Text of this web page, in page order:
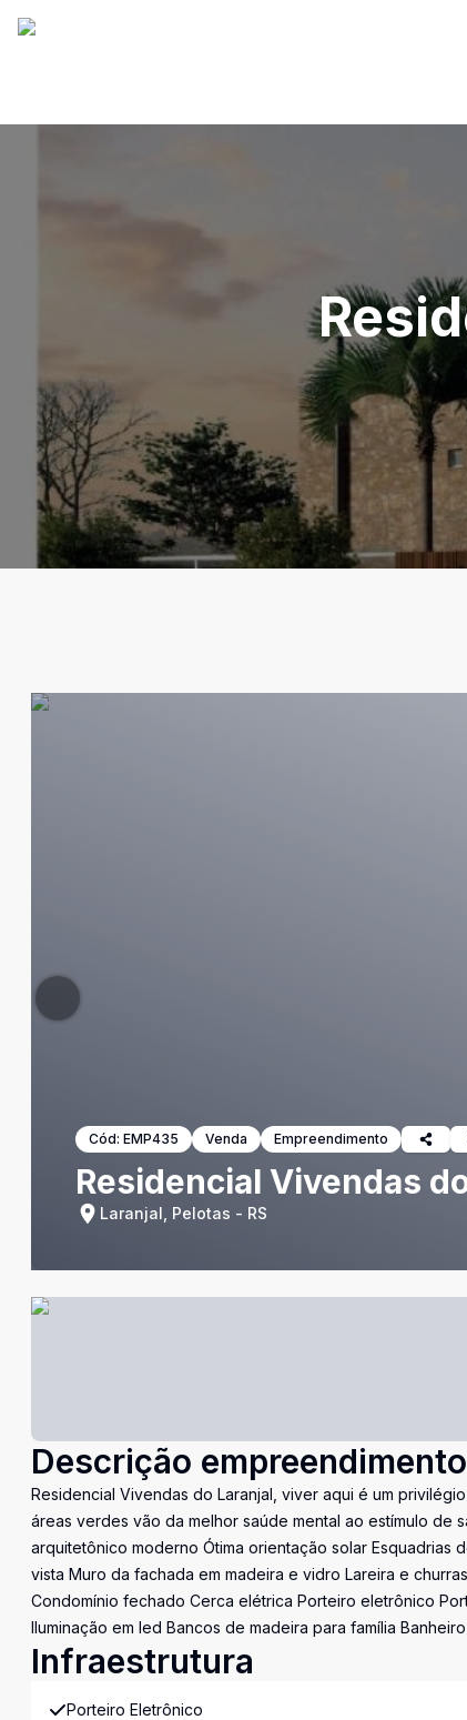
Cód: EMP435 Venda Empreendimento
Residencial Vivendas
Laranjal, Pelotas - RS
Descrição empreendimento
Residencial Vivendas do Laranjal, viver aqui é um
áreas verdes vão da melhor saúde mental ao estímulo
arquitetônico moderno Ótima orientação solar Esquadrias
vista Muro da fachada em madeira e vidro Lareira e
Condomínio fechado Cerca elétrica Porteiro eletrônico
Iluminação em led Bancos de madeira para família
Infraestrutura
Porteiro Eletrônico